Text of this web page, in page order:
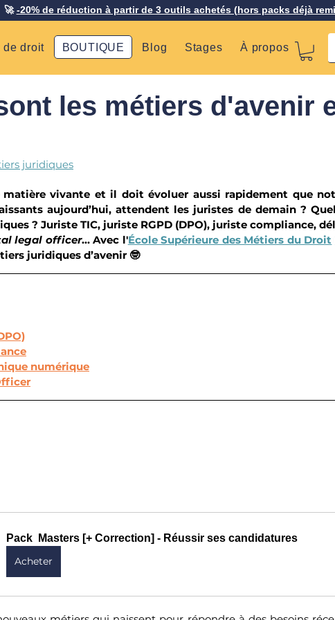
🚀-20% de réduction à partir de 3 outils achetés (hors packs déjà
de droit BOUTIQUE Blog Stages À propos
les métiers d'avenir
juridiques
vivante et il doit évoluer aussi rapidement que
aujourd’hui, attendent les juristes de demain ?
? Juriste TIC, juriste RGPD (DPO), juriste compliance,
legal officer… Avec l'École Supérieure des Métiers du Droit
juridiques d’avenir 🤓
numérique
Pack  Masters [+ Correction] - Réussir ses candidatures
Acheter